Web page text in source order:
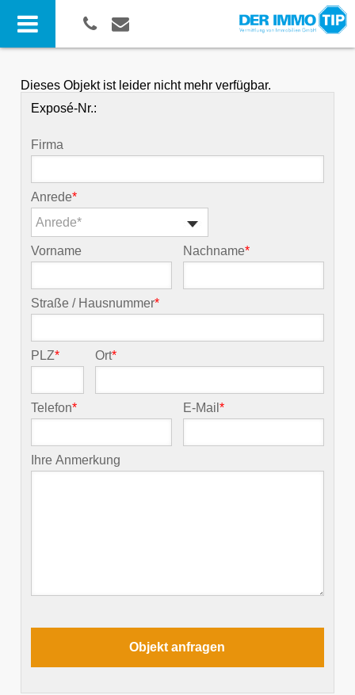
Dieses Objekt ist leider nicht mehr verfügbar.
Exposé-Nr.:
Firma
Anrede*
Anrede*
Vorname Nachname*
Straße / Hausnummer*
PLZ* Ort*
Telefon* E-Mail*
Ihre Anmerkung